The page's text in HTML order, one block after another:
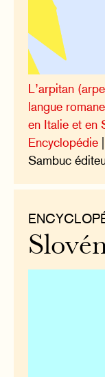
L’arpitan
langue
en Italie et en
Encyclopédie
Sambuc